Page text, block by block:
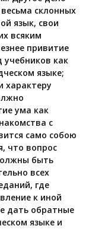
склонных
язык, свои
всяким
привитие
учебников как
языке;
характеру
ума как
с
само собою
что вопрос
быть
всех
где
к иной
дать обратные
языке и